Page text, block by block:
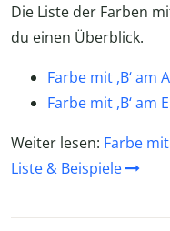
Die Liste der Farben
du einen Überblick.
Farbe mit ,B‘ am
Farbe mit ,B‘ am
Weiter lesen: Farbe
Liste & Beispiele